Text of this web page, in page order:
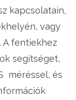
kapcsolatain,
vagy
A fentiekhez
segítséget,
méréssel, és